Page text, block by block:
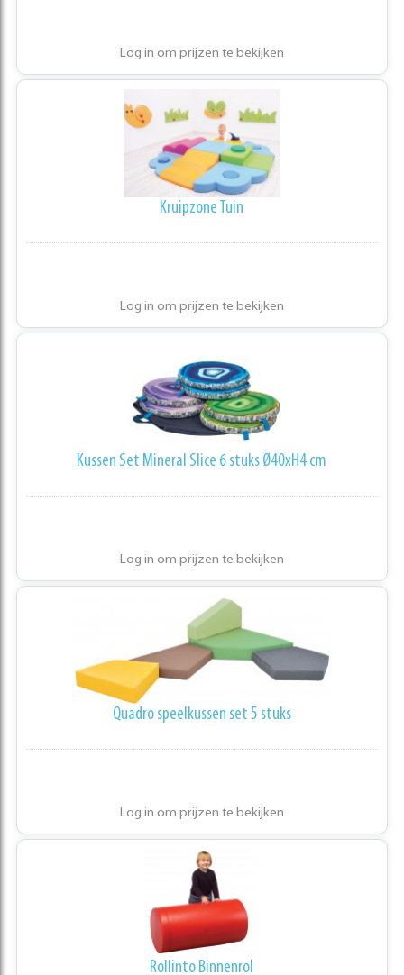
Log in om prijzen te bekijken
Kruipzone Tuin
Log in om prijzen te bekijken
Kussen Set Mineral Slice 6 stuks Ø40xH4 cm
Log in om prijzen te bekijken
Quadro speelkussen set 5 stuks
Log in om prijzen te bekijken
Rollinto Binnenrol